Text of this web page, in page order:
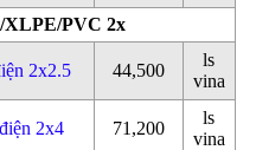
XLPE/PVC 2x
2x2.5 44,500
ls
vina
2x4 71,200
ls
vina